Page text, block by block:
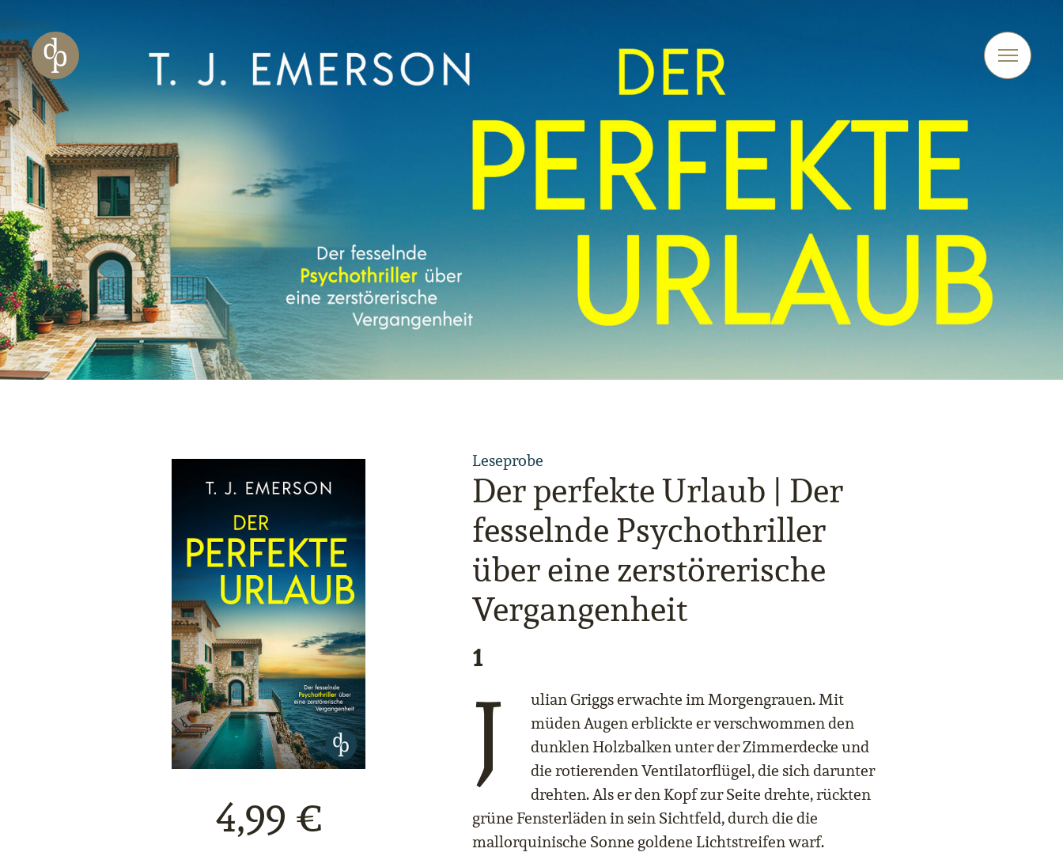
Zur Navigation springen
Zur Website-Suche springen
4,99 €
Leseprobe
Der perfekte Urlaub | Der
fesselnde Psychothriller
über eine zerstörerische
Vergangenheit
1
J
ulian Griggs erwachte im Morgengrauen. Mit
müden Augen erblickte er verschwommen den
dunklen Holzbalken unter der Zimmerdecke und
die rotierenden Ventilatorflügel, die sich darunter
drehten. Als er den Kopf zur Seite drehte, rückten
grüne Fensterläden in sein Sichtfeld, durch die die
mallorquinische Sonne goldene Lichtstreifen warf.